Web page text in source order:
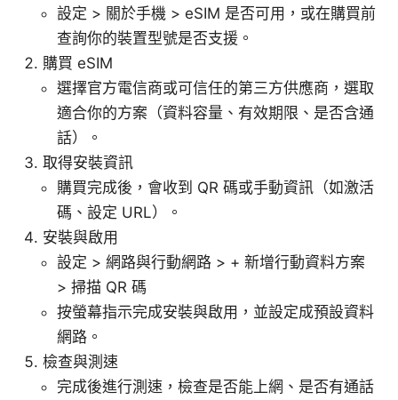
設定 > 關於手機 > eSIM 是否可用，或在購買前
查詢你的裝置型號是否支援。
購買 eSIM
選擇官方電信商或可信任的第三方供應商，選取
適合你的方案（資料容量、有效期限、是否含通
話）。
取得安裝資訊
購買完成後，會收到 QR 碼或手動資訊（如激活
碼、設定 URL）。
安裝與啟用
設定 > 網路與行動網路 > + 新增行動資料方案
> 掃描 QR 碼
按螢幕指示完成安裝與啟用，並設定成預設資料
網路。
檢查與測速
完成後進行測速，檢查是否能上網、是否有通話